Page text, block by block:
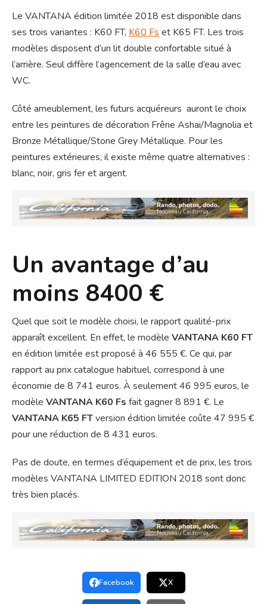
Le VANTANA édition limitée 2018 est disponible dans
ses trois variantes : K60 FT, K60 Fs et K65 FT. Les trois
modèles disposent d’un lit double confortable situé à
l’arrière. Seul diffère l’agencement de la salle d’eau avec
WC.
Côté ameublement, les futurs acquéreurs auront le choix
entre les peintures de décoration Frêne Ashai/Magnolia et
Bronze Métallique/Stone Grey Métallique. Pour les
peintures extérieures, il existe même quatre alternatives :
blanc, noir, gris fer et argent.
Un avantage d’au
moins 8400 €
Quel que soit le modèle choisi, le rapport qualité-prix
apparaît excellent. En effet, le modèle VANTANA K60 FT
en édition limitée est proposé à 46 555 €. Ce qui, par
rapport au prix catalogue habituel, correspond à une
économie de 8 741 euros. À seulement 46 995 euros, le
modèle VANTANA K60 Fs fait gagner 8 891 €. Le
VANTANA K65 FTversion édition limitée coûte 47 995 €
pour une réduction de 8 431 euros.
Pas de doute, en termes d’équipement et de prix, les trois
modèles VANTANA LIMITED EDITION 2018 sont donc
très bien placés.
Facebook X